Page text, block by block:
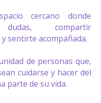
cercano donde
compartir
sentirte acompañada.
de personas que,
cuidarse y hacer del
parte de su vida.